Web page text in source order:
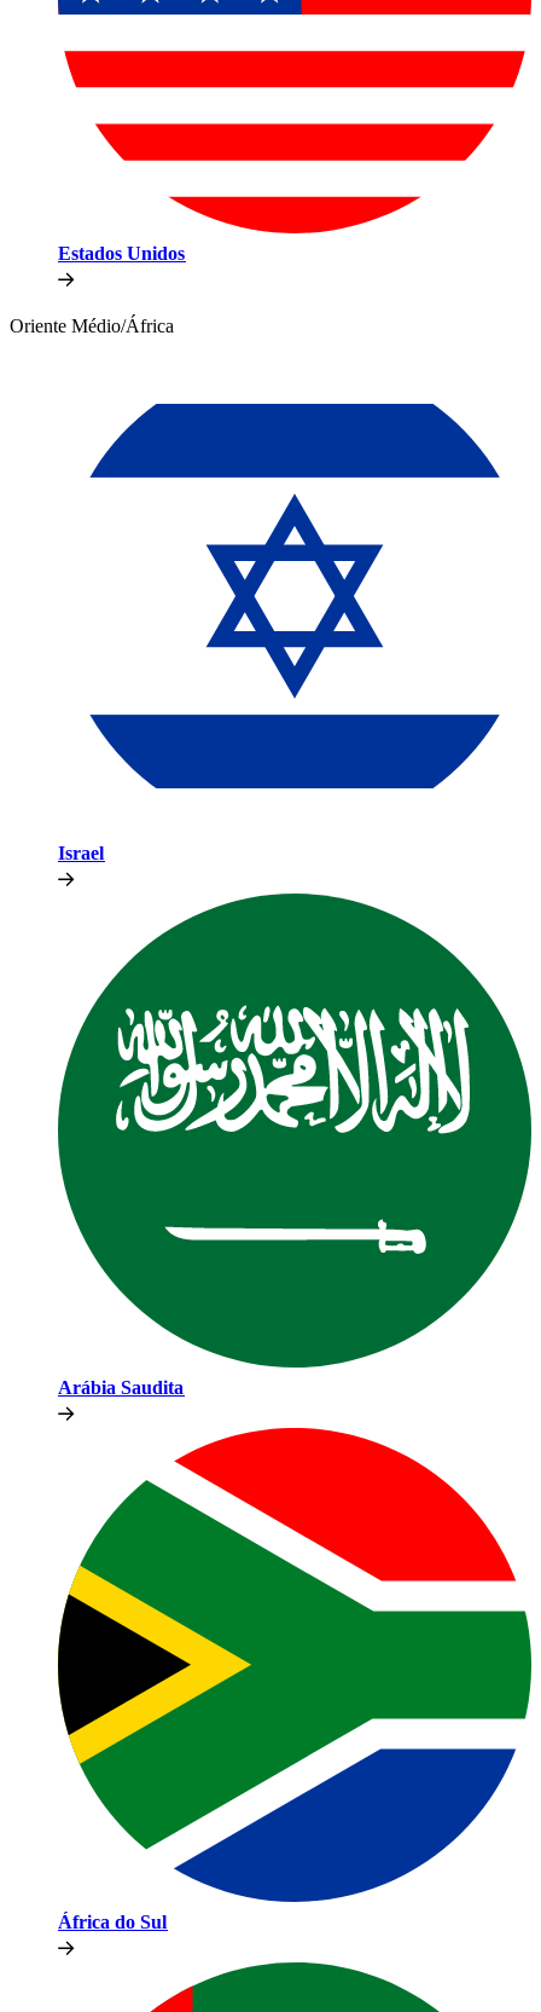
Estados Unidos​​
Oriente Médio/África​​
Israel​​
Arábia Saudita​​
África do Sul​​